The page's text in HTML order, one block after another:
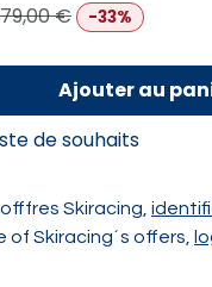
€ -33%
Ajouter au
de souhaits
Skiracing,
Skiracing´s offers,